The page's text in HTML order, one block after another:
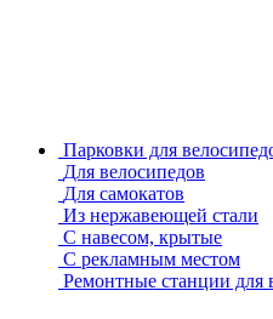
Парковки для
Для велосипедов
Для самокатов
Из нержавеющей стали
С навесом, крытые
С рекламным местом
Ремонтные станции для